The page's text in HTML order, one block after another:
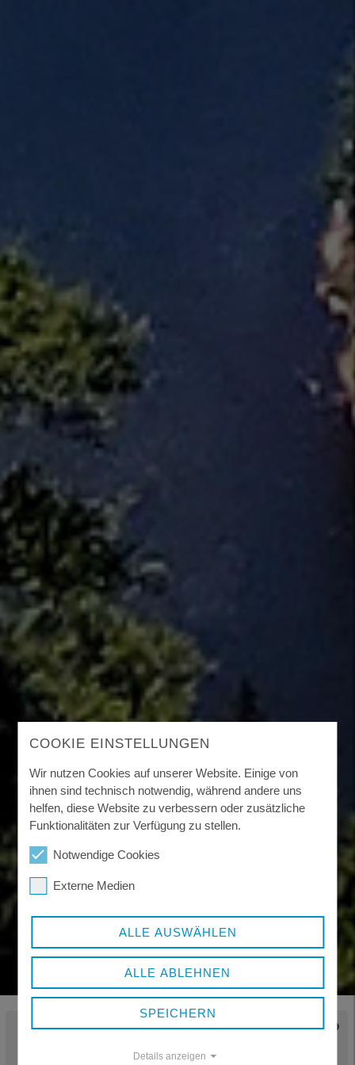
WEG­WEISER BAU­AMT FAMILIENBÜRO
COOKIE EINSTELLUNGEN
Wir nutzen Cookies auf unserer Website. Einige von
ihnen sind technisch notwendig, während andere uns
helfen, diese Website zu verbessern oder zusätzliche
Funktionalitäten zur Verfügung zu stellen.
Notwendige Cookies
Externe Medien
ALLE AUSWÄHLEN
ALLE ABLEHNEN
SPEICHERN
Details anzeigen